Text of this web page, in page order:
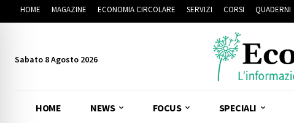
HOME MAGAZINE ECONOMIA CIRCOLARE SERVIZI CORSI QUADERNI
Sabato 8 Agosto 2026
HOME NEWS FOCUS SPECIALI